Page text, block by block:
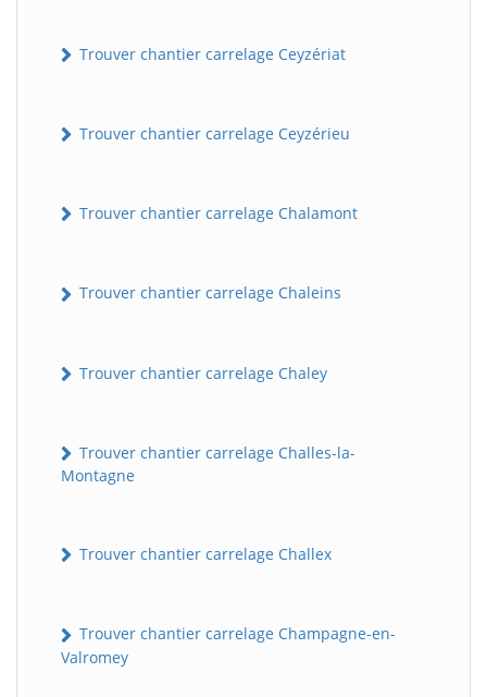
Trouver chantier carrelage Ceyzériat
Trouver chantier carrelage Ceyzérieu
Trouver chantier carrelage Chalamont
Trouver chantier carrelage Chaleins
Trouver chantier carrelage Chaley
Trouver chantier carrelage Challes-la-
Montagne
Trouver chantier carrelage Challex
Trouver chantier carrelage Champagne-en-
Valromey